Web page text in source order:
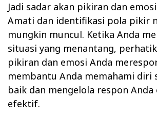
Jadi sadar akan pikiran dan
Amati dan identifikasi pola pikir
mungkin muncul. Ketika Anda
situasi yang menantang,
pikiran dan emosi Anda
membantu Anda memahami diri
baik dan mengelola respon Anda
efektif.